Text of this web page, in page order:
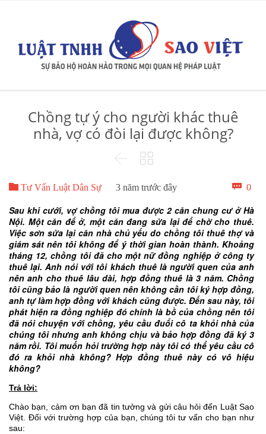
Chồng tự ý cho người khác thuê
nhà, vợ có đòi lại được không?
 
 Tư Vấn Luật Dân Sự 3 năm trước đây  0
Sau khi cưới, vợ chồng tôi mua được 2 căn chung cư ở Hà
Nội. Một căn để ở, một căn đang sửa lại để chờ cho thuê.
Việc sơn sửa lại căn nhà chủ yếu do chồng tôi thuê thợ và
giám sát nên tôi không để ý thời gian hoàn thành. Khoảng
tháng 12, chồng tôi đã cho một nữ đồng nghiệp ở công ty
thuê lại. Anh nói với tôi khách thuê là người quen của anh
nên anh cho thuê lâu dài, hợp đồng thuê là 3 năm. Chồng
tôi cũng bảo là người quen nên không cần tôi ký hợp đồng,
anh tự làm hợp đồng với khách cũng được. Đến sau này, tôi
phát hiện ra đồng nghiệp đó chính là bồ của chồng nên tôi
đã nói chuyện với chồng, yêu cầu đuổi cô ta khỏi nhà của
chúng tôi nhưng anh không chịu và bảo hợp đồng đã ký 3
năm rồi. Tôi muốn hỏi trường hợp này tôi có thể yêu cầu cô
đó ra khỏi nhà không? Hợp đồng thuê này có vô hiệu
không?
Trả lời:
Chào bạn, cảm ơn bạn đã tin tưởng và gửi câu hỏi đến Luật Sao
Việt. Đối với trường hợp của bạn, chúng tôi tư vấn cho bạn như
sau: